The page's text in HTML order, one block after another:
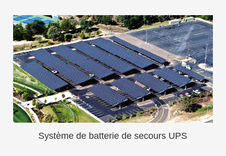
Système de batterie de secours UPS